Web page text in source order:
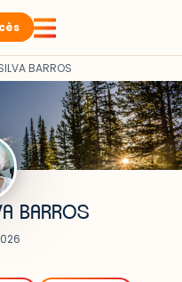
BARROS
BARROS